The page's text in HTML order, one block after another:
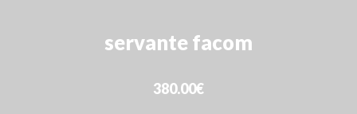
servante facom
380.00€